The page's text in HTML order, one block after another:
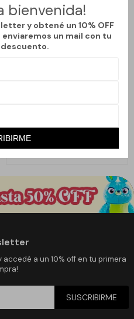
bienvenida!
y obtené un 10% OFF
un mail con tu
a un 10% off en tu primera
SUSCRIBIRME